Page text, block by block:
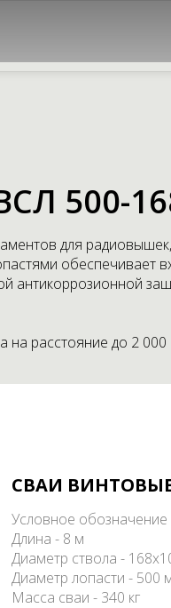
500-
для
обеспечивает
антикоррозионной
на расстояние до 2
СВАИ ВИНТОВЫЕ
Условное
Длина - 8 м
Диаметр ствола -
Диаметр лопасти - 500
Масса сваи - 340 кг